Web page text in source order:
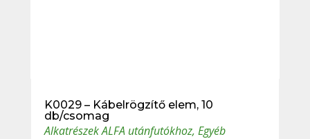
K0029 – Kábelrögzítő elem, 10
db/csomag
Alkatrészek ALFA utánfutókhoz, Egyéb